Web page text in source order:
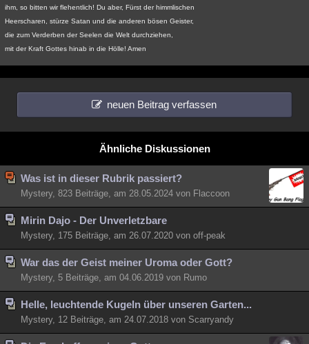
ihm, so bitten wir flehentlich! Du aber, Fürst der himmlischen
Heerscharen, stürze Satan und die anderen bösen Geister,
die zum Verderben der Seelen die Welt durchziehen,
mit der Kraft Gottes hinab in die Hölle! Amen
neuen Beitrag verfassen
Ähnliche Diskussionen
Was ist in dieser Rubrik passiert?
Mystery, 823 Beiträge, am 28.05.2024 von Flaccoon
Mirin Dajo - Der Unverletzbare
Mystery, 175 Beiträge, am 26.07.2020 von off-peak
War das der Geist meiner Uroma oder Gott?
Mystery, 5 Beiträge, am 04.06.2019 von Rumo
Helle, leuchtende Kugeln über unseren Garten...
Mystery, 12 Beiträge, am 24.07.2018 von Scarryandy